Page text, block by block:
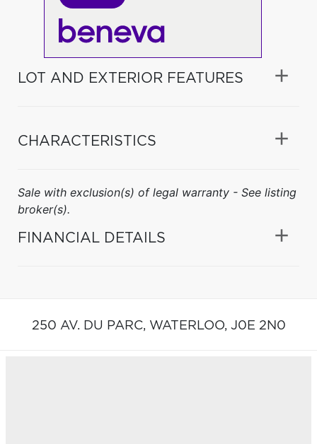
LOT AND EXTERIOR FEATURES
CHARACTERISTICS
Sale with exclusion(s) of legal warranty - See listing
broker(s).
FINANCIAL DETAILS
250 AV. DU PARC, WATERLOO, J0E 2N0